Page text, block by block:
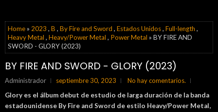
Home» 2023 , B , By Fire and Sword , Estados Unidos, Full-length ,
Heavy Metal , Heavy/Power Metal , Power Metal » BY FIRE AND
SWORD - GLORY (2023)
BY FIRE AND SWORD - GLORY (2023)
Administrador septiembre 30, 2023
No hay comentarios.
Glory es el álbum debut de estudio de larga duración de la banda
estadounidense By Fire and Sword de estilo Heavy/Power Metal,